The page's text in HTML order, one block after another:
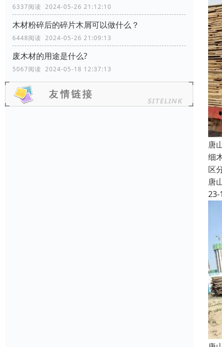
6337阅读 2024-05-26 21:12:10
木材粉碎后的碎片木屑可以做什么？
6448阅读 2024-05-26 21:09:13
废木材的用途是什么?
5067阅读 2024-05-18 12:37:13
唐
细
区
唐
23-